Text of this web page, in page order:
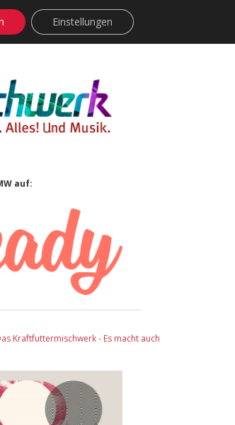
soundcloud
vimeoBluesky
auf:
Kraftfuttermischwerk - Es macht auch
Einstellungen